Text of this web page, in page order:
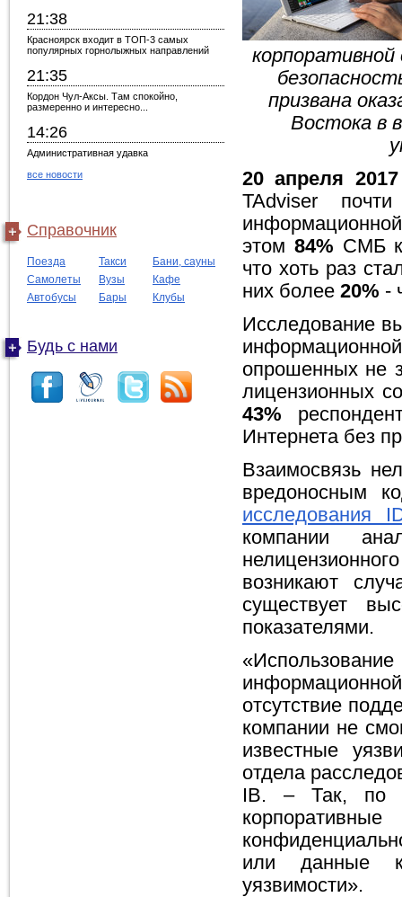
21:38
Красноярск входит в ТОП-3 самых
популярных горнолыжных направлений
21:35
Кордон Чул-Аксы. Там спокойно,
размеренно и интересно...
14:26
Административная удавка
все новости
Справочник
Поезда Такси
Бани, сауны
Самолеты
Вузы
Кафе
Автобусы
Бары Клубы
Будь с нами
призвана
Востока в
20 апреля
TAdviser
этом 84% СМБ
что хоть раз
них более 20% -
Исследование
опрошенных не
лицензионных
43%
Интернета без
Взаимосвязь
вредоносным
исследования
компании
возникают
существует
показателями.
отсутствие
компании не
известные
отдела
IB. – Так, по
или данные
уязвимости».